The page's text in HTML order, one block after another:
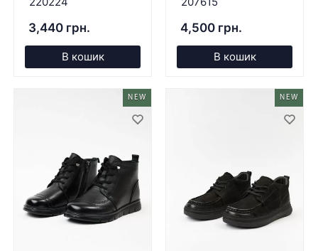
3,440 грн.
В кошик
4,500 грн.
В кошик
NEW NEW